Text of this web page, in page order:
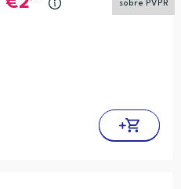
sobre PVPR